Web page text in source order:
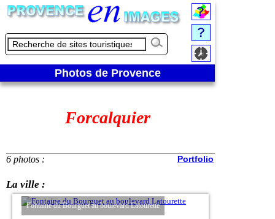
Photos de Provence
Forcalquier
6 photos : Portfolio
La ville :
Fontaine du Bourguet au boulevard Latourette